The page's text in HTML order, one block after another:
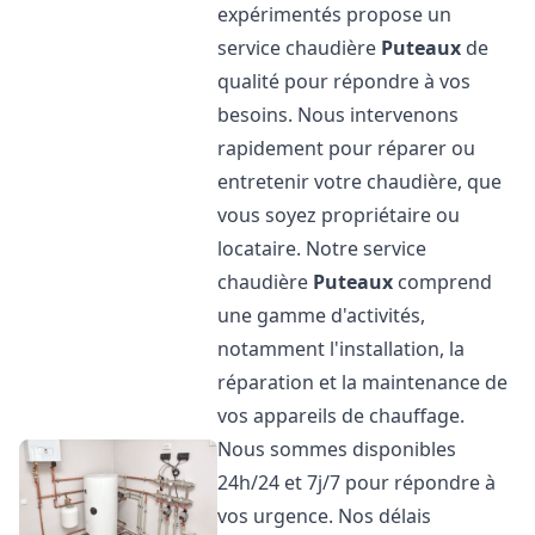
expérimentés propose un
service chaudière Puteaux de
qualité pour répondre à vos
besoins. Nous intervenons
rapidement pour réparer ou
entretenir votre chaudière, que
vous soyez propriétaire ou
locataire. Notre service
chaudière Puteaux comprend
une gamme d'activités,
notamment l'installation, la
réparation et la maintenance de
vos appareils de chauffage.
Nous sommes disponibles
24h/24 et 7j/7 pour répondre à
vos urgence. Nos délais